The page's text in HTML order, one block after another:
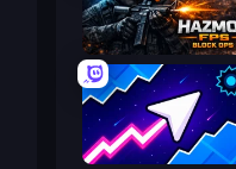
Space Waves